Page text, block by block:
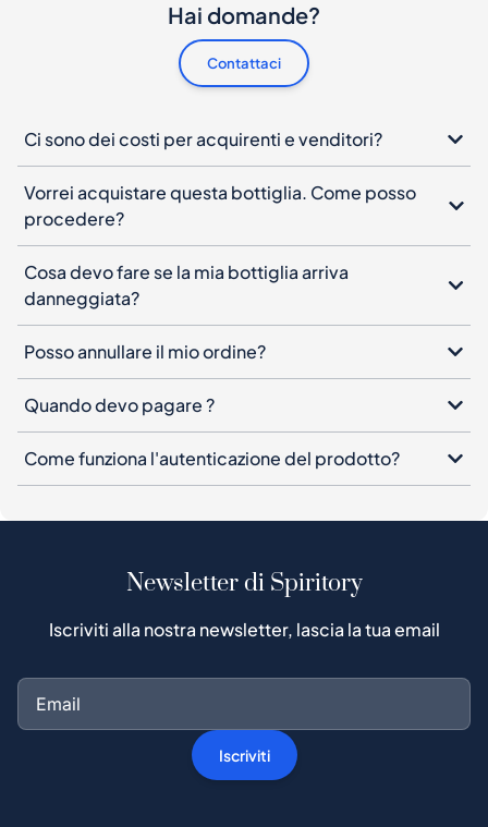
Hai domande?
Contattaci
Ci sono dei costi per acquirenti e venditori?
Vorrei acquistare questa bottiglia. Come posso
procedere?
Cosa devo fare se la mia bottiglia arriva
danneggiata?
Posso annullare il mio ordine?
Quando devo pagare ?
Come funziona l'autenticazione del prodotto?
Newsletter di Spiritory
Iscriviti alla nostra newsletter, lascia la tua email
Iscriviti